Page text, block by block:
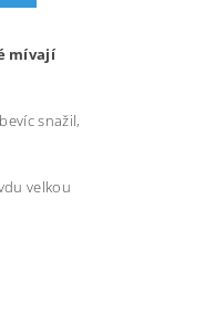
mívají
snažil,
velkou